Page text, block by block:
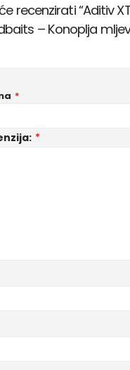
recenzirati “Aditiv
– Konoplja
*
*